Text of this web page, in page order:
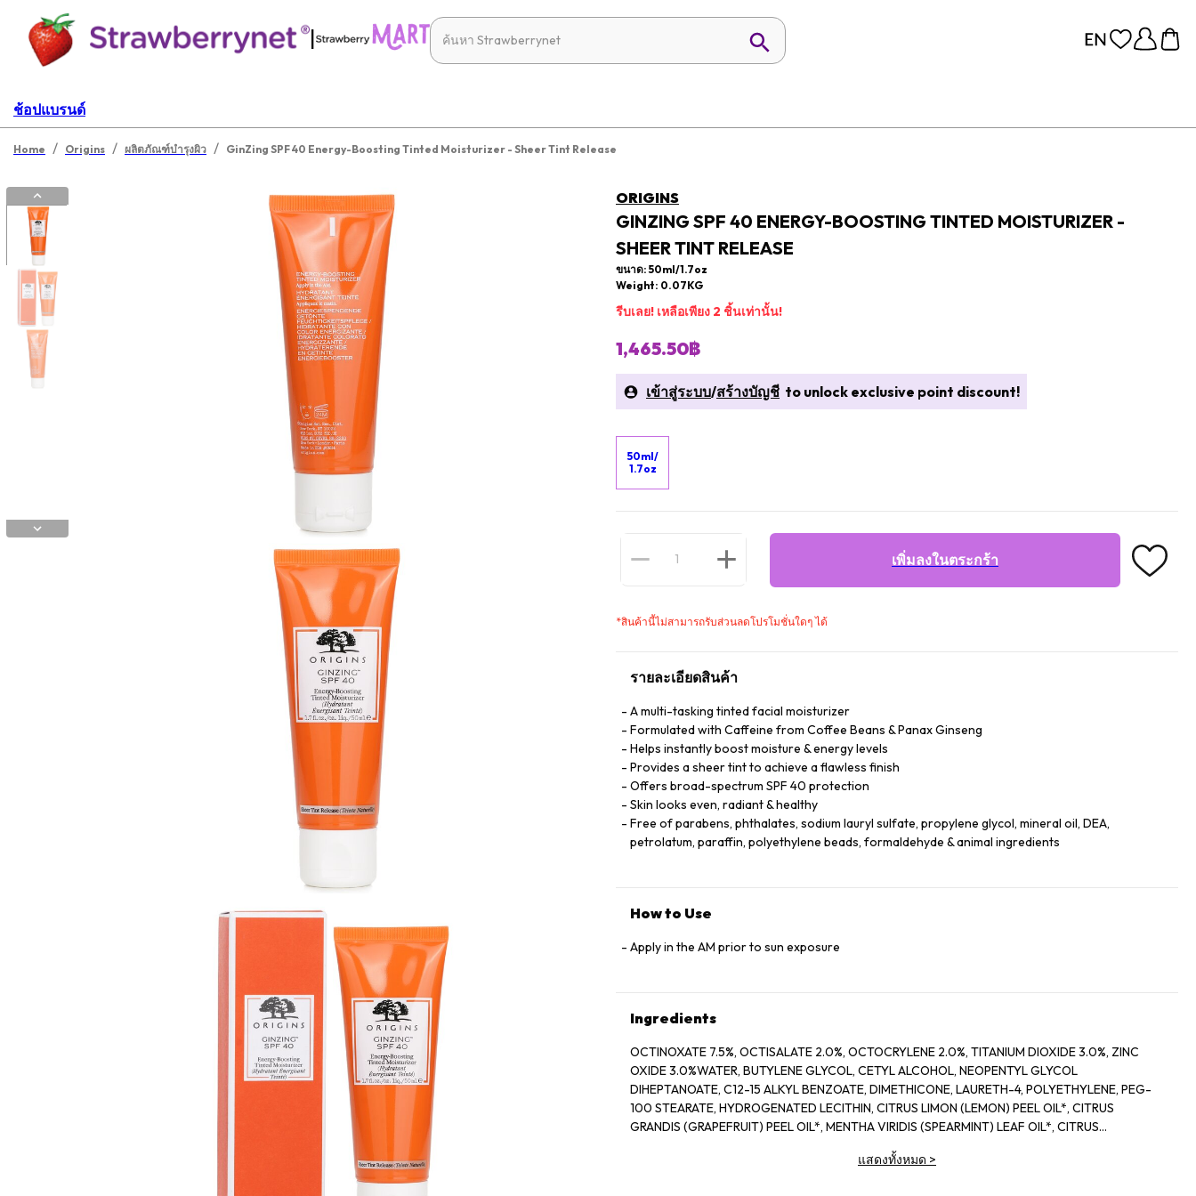
|
ช้อปแบรนด์
Home / Origins / ผลิตภัณฑ์บำรุงผิว / GinZing SPF 40 Energy-Boosting Tinted Moisturizer - Sheer Tint Release
ORIGINS
GINZING SPF 40 ENERGY-BOOSTING TINTED MOISTURIZER -
SHEER TINT RELEASE
ขนาด: 50ml/1.7oz
Weight: 0.07KG
รีบเลย! เหลือเพียง 2 ชิ้นเท่านั้น!
1,465.50฿
เข้าสู่ระบบ/สร้างบัญชี to unlock exclusive point discount!
50ml/
1.7oz
เพิ่มลงในตระกร้า
*สินค้านี้ไม่สามารถรับส่วนลดโปรโมชั่นใดๆ ได้
รายละเอียดสินค้า
A multi-tasking tinted facial moisturizer
Formulated with Caffeine from Coffee Beans & Panax Ginseng
Helps instantly boost moisture & energy levels
Provides a sheer tint to achieve a flawless finish
Offers broad-spectrum SPF 40 protection
Skin looks even, radiant & healthy
Free of parabens, phthalates, sodium lauryl sulfate, propylene glycol, mineral oil, DEA,
petrolatum, paraffin, polyethylene beads, formaldehyde & animal ingredients
How to Use
Apply in the AM prior to sun exposure
Ingredients
OCTINOXATE 7.5%, OCTISALATE 2.0%, OCTOCRYLENE 2.0%, TITANIUM DIOXIDE 3.0%, ZINC
OXIDE 3.0%WATER, BUTYLENE GLYCOL, CETYL ALCOHOL, NEOPENTYL GLYCOL
DIHEPTANOATE, C12-15 ALKYL BENZOATE, DIMETHICONE, LAURETH-4, POLYETHYLENE, PEG-
100 STEARATE, HYDROGENATED LECITHIN, CITRUS LIMON (LEMON) PEEL OIL*, CITRUS
GRANDIS (GRAPEFRUIT) PEEL OIL*, MENTHA VIRIDIS (SPEARMINT) LEAF OIL*, CITRUS
MANGOSTANA PEEL EXTRACT, PANAX GINSENG (GINSENG) ROOT EXTRACT, CITRUS
แสดงทั้งหมด >